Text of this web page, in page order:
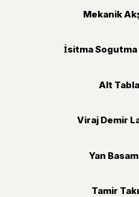
Mekanik
İsitma
Alt Tabla
Viraj Demir
Yan
Tamir